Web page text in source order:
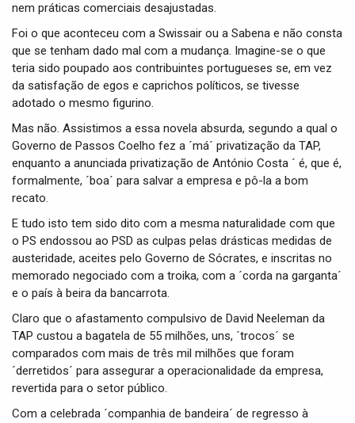
nem práticas comerciais desajustadas.
Foi o que aconteceu com a Swissair ou a Sabena e não consta
que se tenham dado mal com a mudança. Imagine-se o que
teria sido poupado aos contribuintes portugueses se, em vez
da satisfação de egos e caprichos políticos, se tivesse
adotado o mesmo figurino.
Mas não. Assistimos a essa novela absurda, segundo a qual o
Governo de Passos Coelho fez a ´má´ privatização da TAP,
enquanto a anunciada privatização de António Costa ´ é, que é,
formalmente, ´boa´ para salvar a empresa e pô-la a bom
recato.
E tudo isto tem sido dito com a mesma naturalidade com que
o PS endossou ao PSD as culpas pelas drásticas medidas de
austeridade, aceites pelo Governo de Sócrates, e inscritas no
memorado negociado com a troika, com a ´corda na garganta´
e o país à beira da bancarrota.
Claro que o afastamento compulsivo de David Neeleman da
TAP custou a bagatela de 55 milhões, uns, ´trocos´ se
comparados com mais de três mil milhões que foram
´derretidos´ para assegurar a operacionalidade da empresa,
revertida para o setor público.
Com a celebrada ´companhia de bandeira´ de regresso à